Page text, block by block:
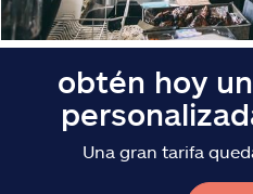
obtén hoy
Una gran tarifa